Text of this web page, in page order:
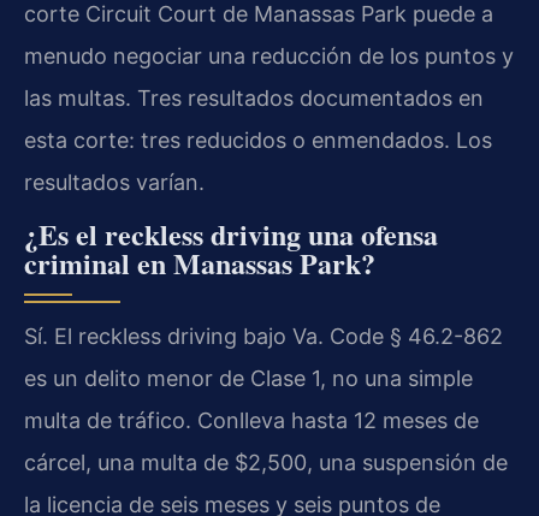
corte Circuit Court de Manassas Park puede a
menudo negociar una reducción de los puntos y
las multas. Tres resultados documentados en
esta corte: tres reducidos o enmendados. Los
resultados varían.
¿Es el reckless driving una ofensa
criminal en Manassas Park?
Sí. El reckless driving bajo Va. Code § 46.2-862
es un delito menor de Clase 1, no una simple
multa de tráfico. Conlleva hasta 12 meses de
cárcel, una multa de $2,500, una suspensión de
la licencia de seis meses y seis puntos de